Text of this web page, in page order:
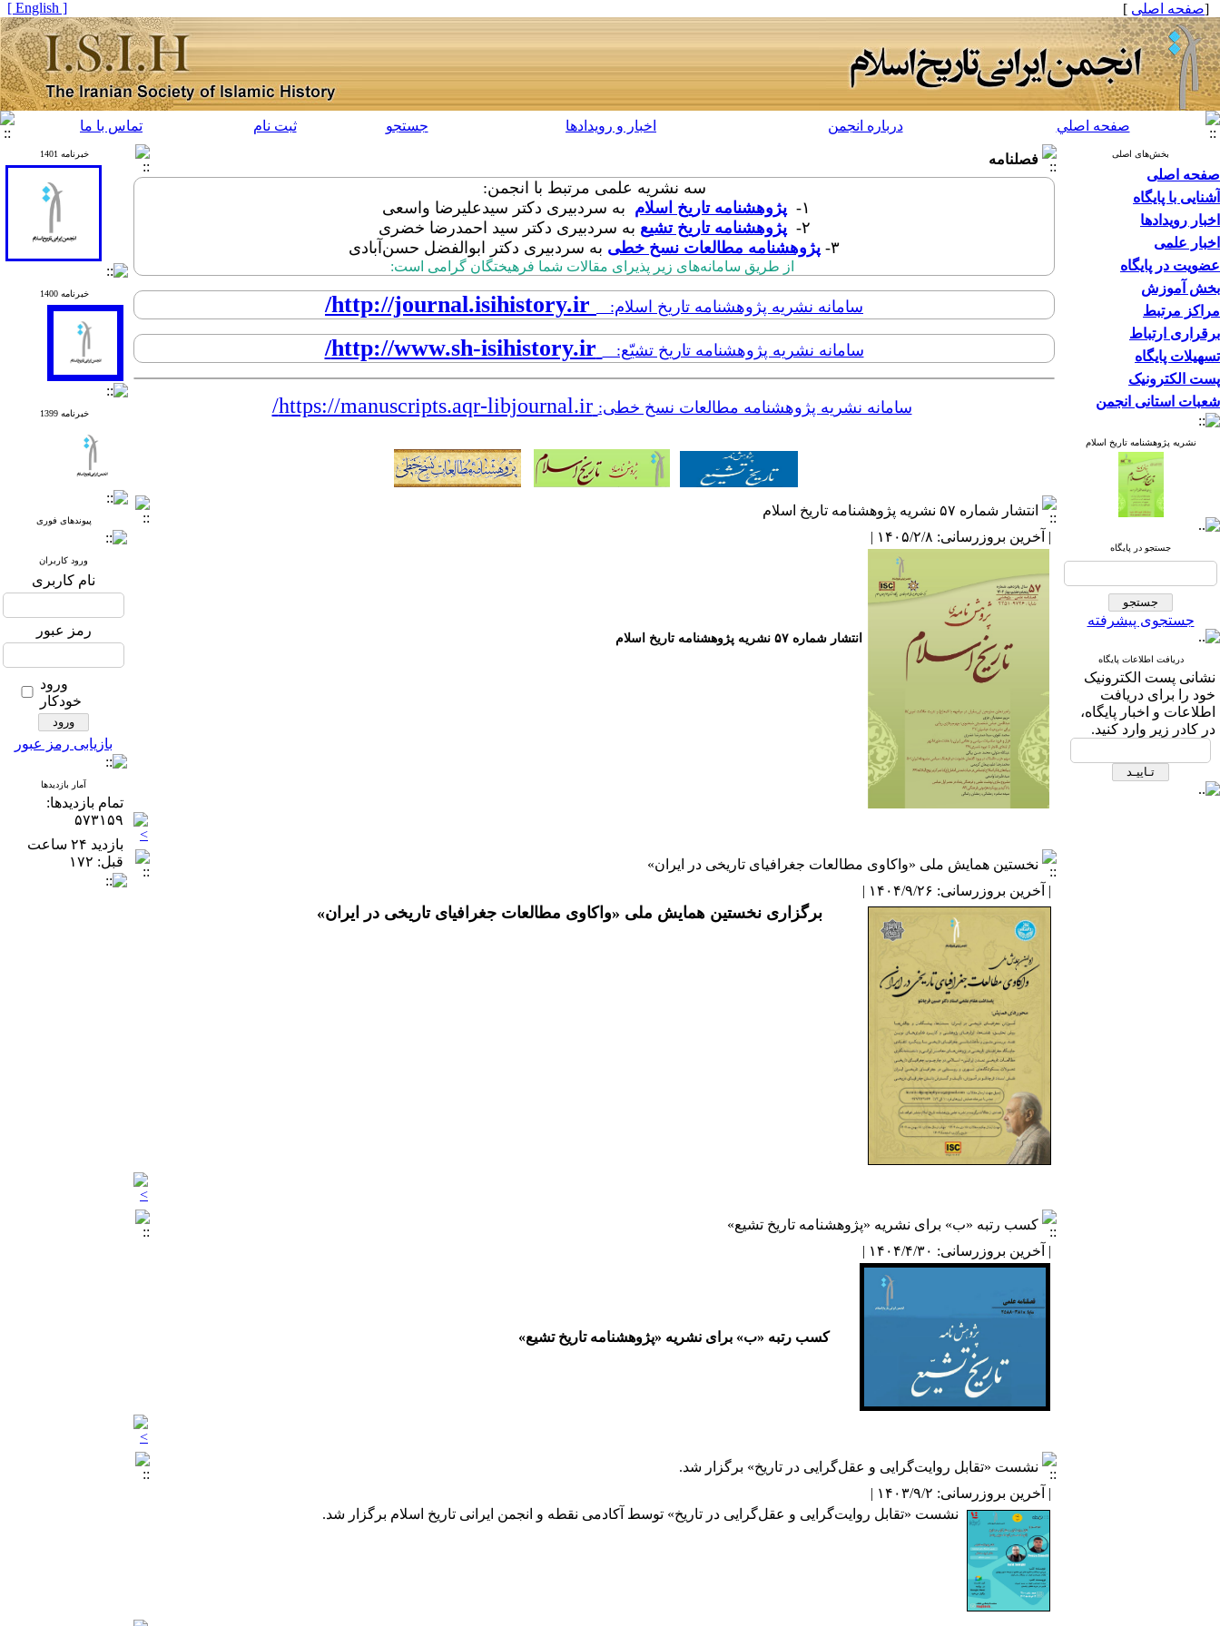
[صفحه اصلی ]
[ English ]
صفحه اصلي درباره انجمن اخبار و رویدادها جستجو ثبت نام تماس با ما
بخش‌های اصلی
صفحه اصلی
آشنایی با پایگاه
اخبار رویدادها
اخبار علمی
عضویت در پایگاه
بخش آموزش
مراکز مرتبط
برقراری ارتباط
تسهیلات پایگاه
پست الکترونیک
شعبات استانی انجمن
نشریه پژوهشنامه تاریخ اسلام
جستجو در پایگاه
جستجوی پیشرفته
دریافت اطلاعات پایگاه
نشانی پست الكترونیک
خود را برای دریافت
اطلاعات و اخبار پایگاه،
در كادر زیر وارد كنید.
فصلنامه
سه نشریه علمی مرتبط با انجمن:
۱-
پژوهشنامه تاریخ اسلام به سردبیری دکتر سیدعلیرضا واسعی
۲-
پژوهشنامه تاریخ تشیع به سردبیری دکتر سید احمدرضا خضری
۳- پژوهشنامه مطالعات نسخ خطی به سردبیری دکتر ابوالفضل حسن‌آبادی
از طریق سامانه‌های زیر پذیرای مقالات شما فرهیختگان گرامی است:
سامانه نشریه پژوهشنامه تاریخ اسلام:
سامانه نشریه پژوهشنامه تاریخ تشیّع:
سامانه نشریه پژوهشنامه مطالعات نسخ خطی: https://manuscripts.aqr-libjournal.ir/
انتشار شماره ۵۷ نشریه پژوهشنامه تاریخ اسلام
| آخرین بروزرسانی: ۱۴۰۵/۲/۸ |
انتشار شماره ۵۷ نشریه پژوهشنامه تاریخ اسلام
نخستین همایش ملی «واکاوی مطالعات جغرافیای تاریخی در ایران»
| آخرین بروزرسانی: ۱۴۰۴/۹/۲۶ |
برگزاری نخستین همایش ملی «واکاوی مطالعات جغرافیای تاریخی در ایران»
کسب رتبه‌ «ب» برای نشریه «پژوهشنامه تاریخ تشیع»
| آخرین بروزرسانی: ۱۴۰۴/۴/۳۰ |
کسب رتبه‌ «ب» برای نشریه «پژوهشنامه تاریخ تشیع»
نشست «تقابل روایت‌گرایی و عقل‌گرایی در تاریخ» برگزار شد.
| آخرین بروزرسانی: ۱۴۰۳/۹/۲ |
نشست «تقابل روایت‌گرایی و عقل‌گرایی در تاریخ» توسط آکادمی نقطه و انجمن ایرانی تاریخ اسلام برگزار شد.
خبرنامه 1401
خبرنامه 1400
خبرنامه 1399
پیوندهای فوری
ورود کاربران
نام کاربری
رمز عبور
ورود
خودکار
بازیابی رمز عبور
آمار بازدیدها
تمام بازدید‌ها:
۵۷۳۱۵۹
بازدید ۲۴ ساعت
قبل: ۱۷۲